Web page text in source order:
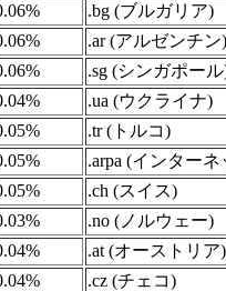
.bg (ブルガリア)
.ar (アルゼンチン)
.sg (シンガポー
.ua (ウクライナ)
.tr (トルコ)
.arpa (インター
.ch (スイス)
.no (ノルウェー)
.at (オーストリア)
.cz (チェコ)